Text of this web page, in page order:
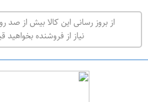
ت
ه
ر
ا
از بروز رسانی این کالا بیش از
نیاز از فروشنده بخواهید